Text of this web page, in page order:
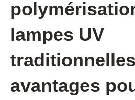
lampes UV
avantages